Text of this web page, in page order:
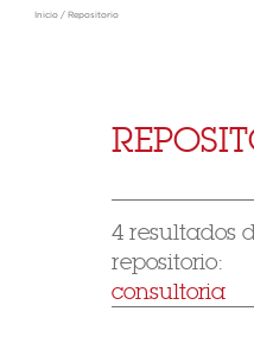
Inicio / Repositorio
4 resultados
repositorio:
consultoria